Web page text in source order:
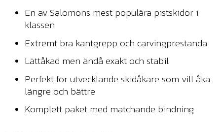
En av Salomons mest populära pistskidor i
klassen
Extremt bra kantgrepp och carvingprestanda
Lättåkad men ändå exakt och stabil
Perfekt för utvecklande skidåkare som vill åka
längre och bättre
Komplett paket med matchande bindning